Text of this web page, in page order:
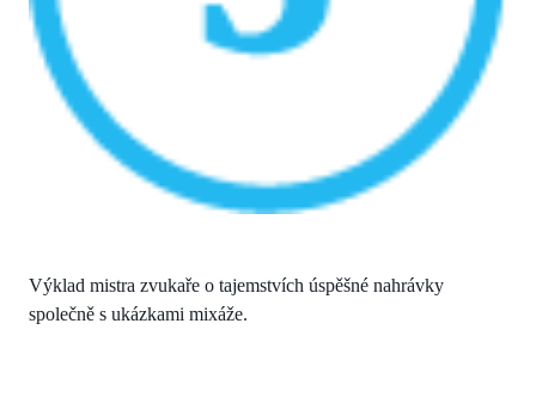
Výklad mistra zvukaře o tajemstvích úspěšné nahrávky
společně s ukázkami mixáže.